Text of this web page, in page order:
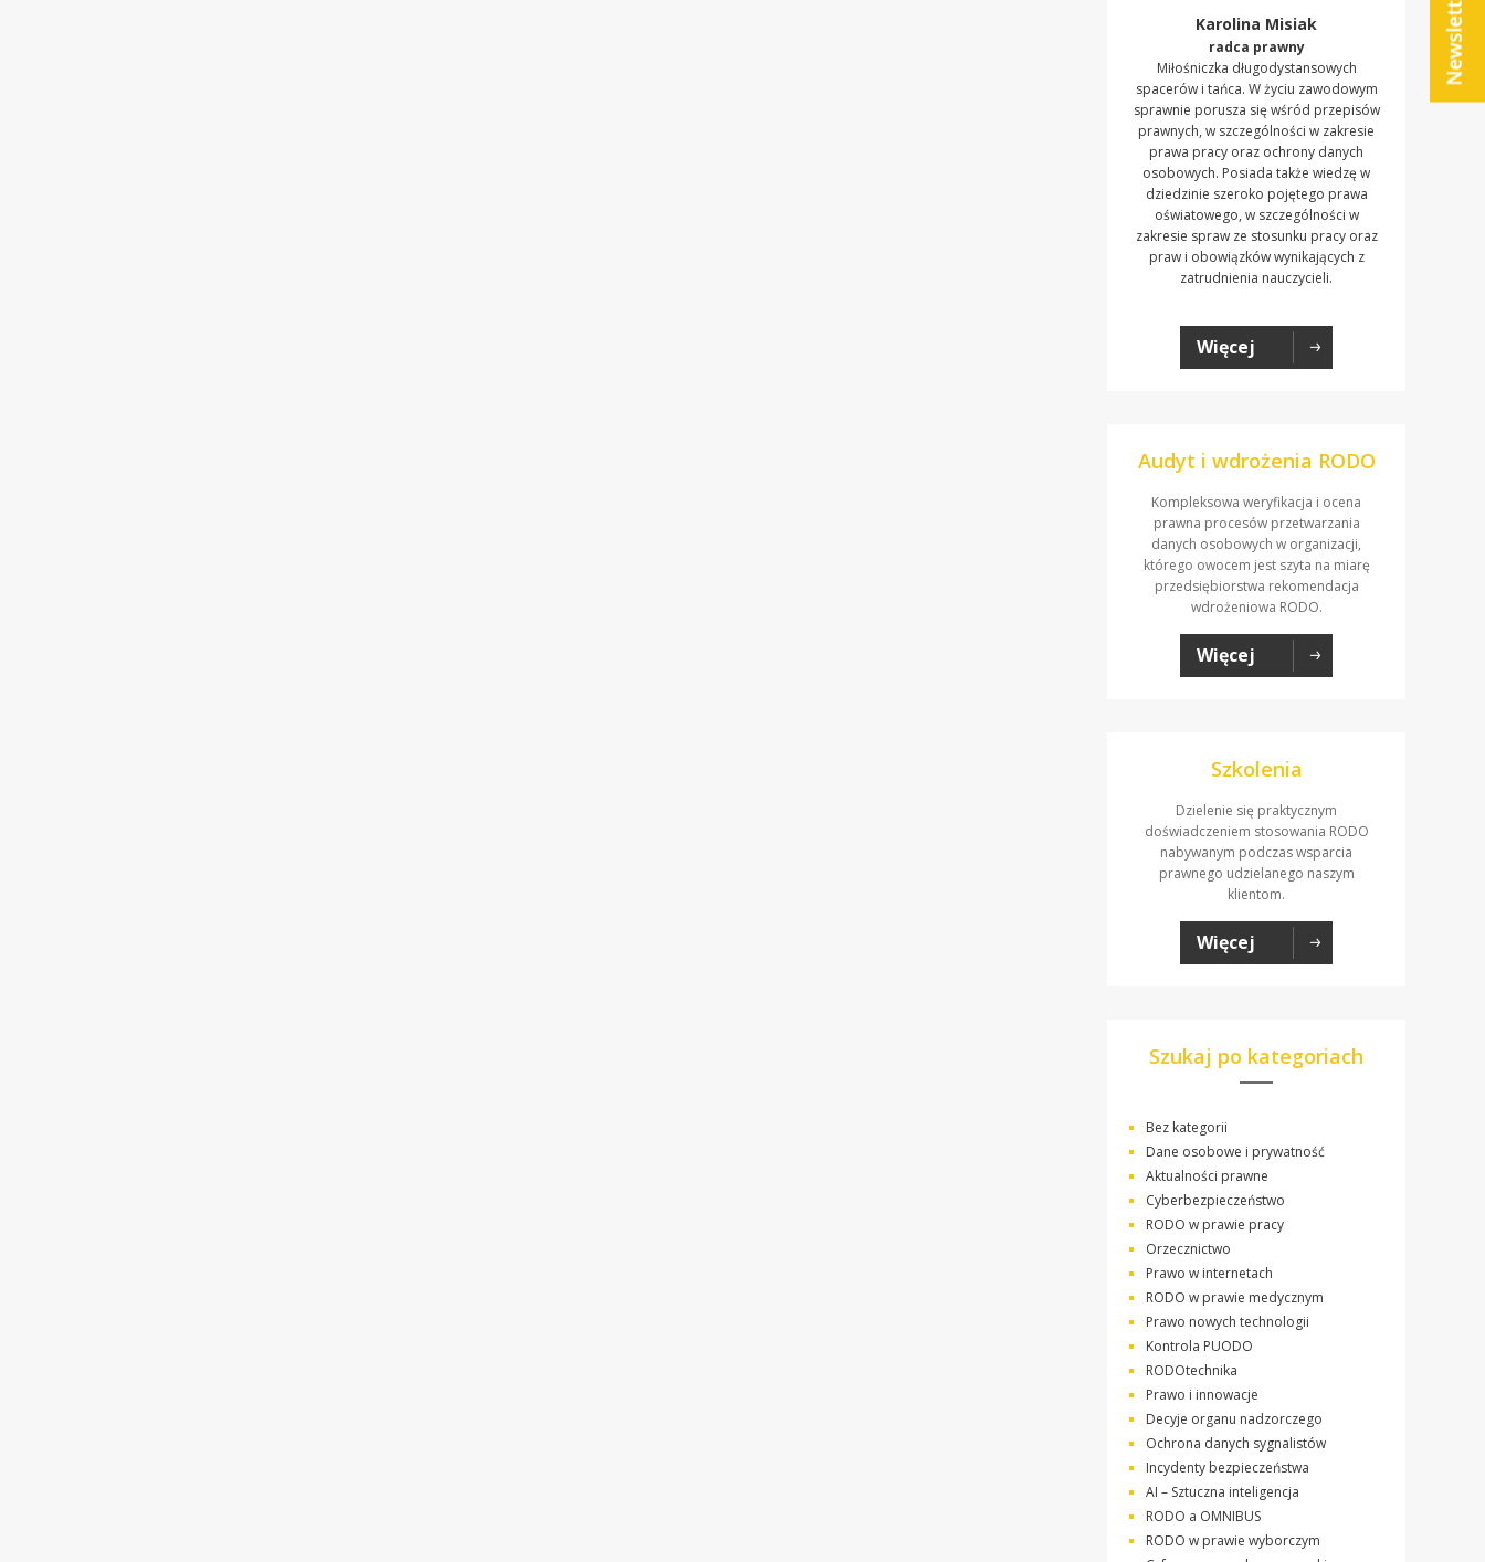
Karolina Misiak
radca prawny
Miłośniczka długodystansowych
spacerów i tańca. W życiu zawodowym
sprawnie porusza się wśród przepisów
prawnych, w szczególności w zakresie
prawa pracy oraz ochrony danych
osobowych. Posiada także wiedzę w
dziedzinie szeroko pojętego prawa
oświatowego, w szczególności w
zakresie spraw ze stosunku pracy oraz
praw i obowiązków wynikających z
zatrudnienia nauczycieli.
Więcej
Audyt i wdrożenia RODO
Kompleksowa weryfikacja i ocena
prawna procesów przetwarzania
danych osobowych w organizacji,
którego owocem jest szyta na miarę
przedsiębiorstwa rekomendacja
wdrożeniowa RODO.
Więcej
Szkolenia
Dzielenie się praktycznym
doświadczeniem stosowania RODO
nabywanym podczas wsparcia
prawnego udzielanego naszym
klientom.
Więcej
Szukaj po kategoriach
Bez kategorii
Dane osobowe i prywatność
Aktualności prawne
Cyberbezpieczeństwo
RODO w prawie pracy
Orzecznictwo
Prawo w internetach
RODO w prawie medycznym
Prawo nowych technologii
Kontrola PUODO
RODOtechnika
Prawo i innowacje
Decyje organu nadzorczego
Ochrona danych sygnalistów
Incydenty bezpieczeństwa
AI – Sztuczna inteligencja
RODO a OMNIBUS
RODO w prawie wyborczym